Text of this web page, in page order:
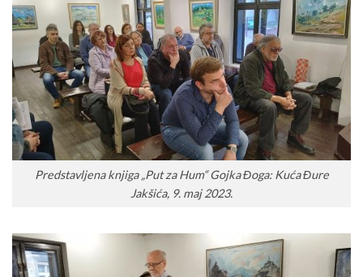
Predstavljena knjiga „Put za Hum“ Gojka Đoga: Kuća Đure
Jakšića, 9. maj 2023.